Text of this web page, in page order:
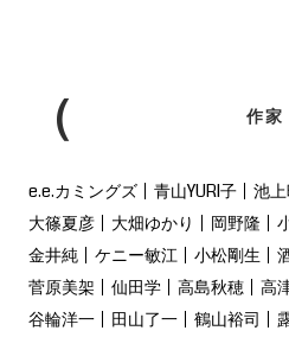
作家
e.e.カミングズ 青山YURI子 池
大篠夏彦
大畑ゆかり 岡野隆
金井純
ケニー敏江 小松剛生
菅原美架
仙田学 高島秋穂 高
谷輪洋一
田山了一 鶴山裕司